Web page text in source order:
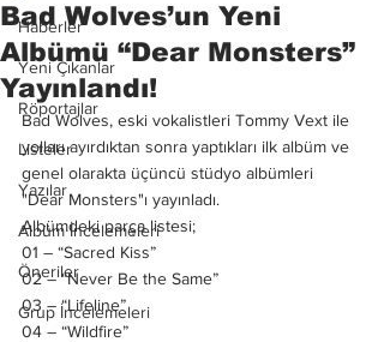
Haberler
Yeni Çıkanlar
Röportajlar
Listeler
Yazılar
Albüm İncelemeleri
Öneriler
Grup İncelemeleri
Bad Wolves’un Yeni
Albümü “Dear Monsters”
Yayınlandı!
Bad Wolves, eski vokalistleri Tommy Vext ile
yolları ayırdıktan sonra yaptıkları ilk albüm ve
genel olarakta üçüncü stüdyo albümleri
"Dear Monsters"ı yayınladı.
Albümdeki parça listesi;
01 – “Sacred Kiss”
02 – “Never Be the Same”
03 – “Lifeline”
04 – “Wildfire”